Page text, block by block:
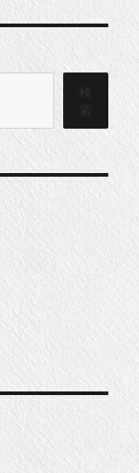
検
索